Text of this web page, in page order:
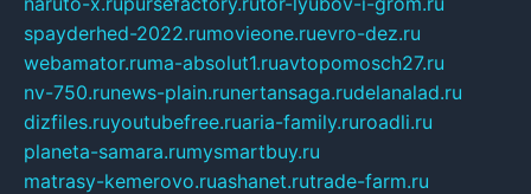
spayderhed-2022.rumovieone.ruevro-dez.ru
webamator.ruma-absolut1.ruavtopomosch27.ru
nv-750.runews-plain.runertansaga.rudelanalad.ru
dizfiles.ruyoutubefree.ruaria-family.ruroadli.ru
planeta-samara.rumysmartbuy.ru
matrasy-kemerovo.ruashanet.rutrade-farm.ru